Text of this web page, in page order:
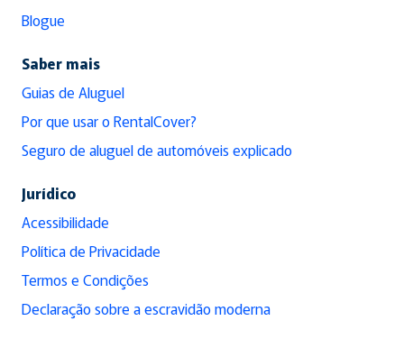
Blogue
Saber mais
Guias de Aluguel
Por que usar o RentalCover?
Seguro de aluguel de automóveis explicado
Jurídico
Acessibilidade
Política de Privacidade
Termos e Condições
Declaração sobre a escravidão moderna